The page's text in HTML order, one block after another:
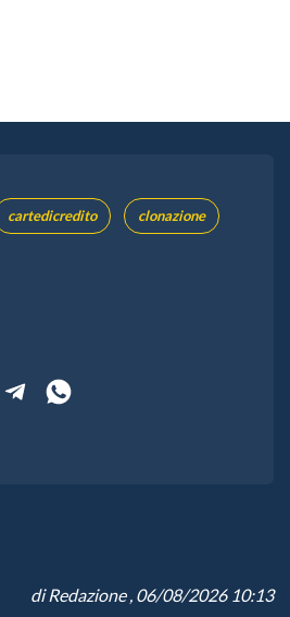
cartedicredito clonazione
diRedazione, 06/08/2026 10:13